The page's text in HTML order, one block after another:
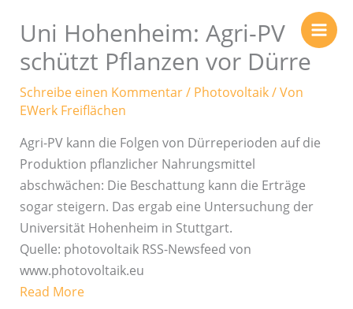
Inhalt
springen
Uni Hohenheim: Agri-PV
schützt Pflanzen vor Dürre
Schreibe einen Kommentar/ Photovoltaik/ Von
EWerk Freiflächen
Agri-PV kann die Folgen von Dürreperioden auf die
Produktion pflanzlicher Nahrungsmittel
abschwächen: Die Beschattung kann die Erträge
sogar steigern. Das ergab eine Untersuchung der
Universität Hohenheim in Stuttgart.
Quelle: photovoltaik RSS-Newsfeed von
www.photovoltaik.eu
Read More